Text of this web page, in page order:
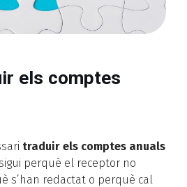
els comptes
traduir els comptes anuals
perquè el receptor no
s’han redactat o perquè cal